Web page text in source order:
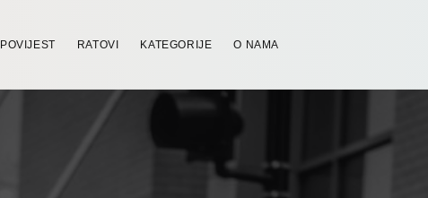
POVIJEST RATOVI KATEGORIJE O NAMA